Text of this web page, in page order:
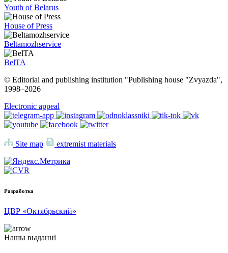
Youth of Belarus
House of Press
Beltamozhservice
BelTA
© Editorial and publishing institution "Publishing house "Zvyazda",
1998–2026
Electronic appeal
Site map extremist materials
Разработка
ЦВР «Октябрьский»
Нашы выданні